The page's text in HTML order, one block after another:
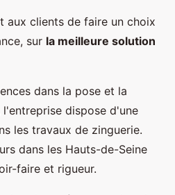
aux clients de faire un choix
sur la meilleure solution
dans la pose et la
dispose d'une
les travaux de zinguerie.
dans les Hauts-de-Seine
faire et rigueur.